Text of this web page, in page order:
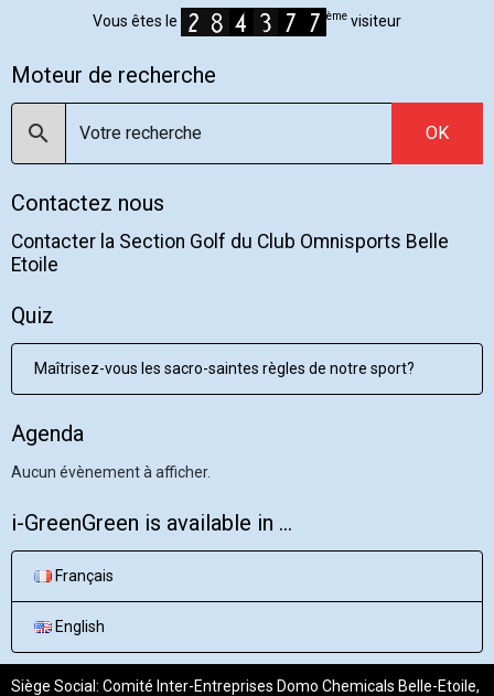
Vous êtes le ème visiteur
Moteur de recherche
OK
Contactez nous
Contacter la Section Golf du Club Omnisports Belle
Etoile
Quiz
Maîtrisez-vous les sacro-saintes règles de notre sport?
Agenda
Aucun évènement à afficher.
i-GreenGreen is available in ...
Français
English
Siège Social: Comité Inter-Entreprises Domo Chemicals Belle-Etoile,